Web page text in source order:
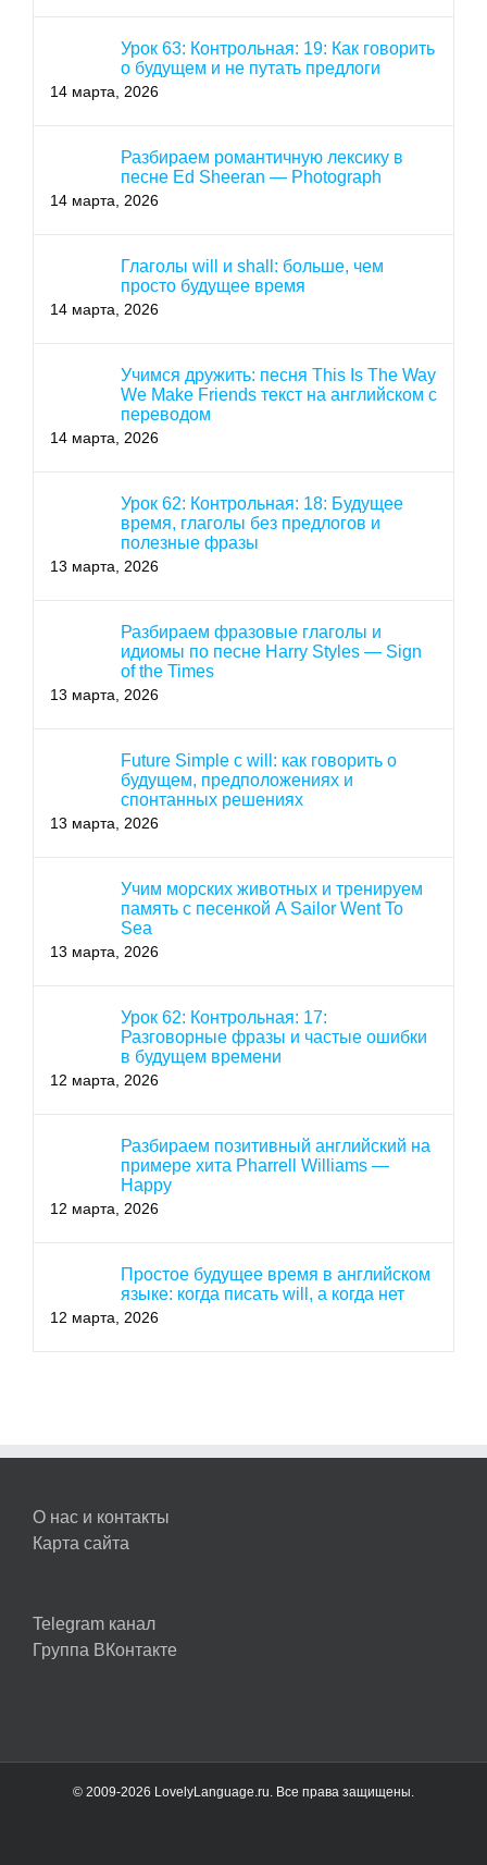
Урок 63: Контрольная: 19: Как говорить
о будущем и не путать предлоги
14 марта, 2026
Разбираем романтичную лексику в
песне Ed Sheeran — Photograph
14 марта, 2026
Глаголы will и shall: больше, чем
просто будущее время
14 марта, 2026
Учимся дружить: песня This Is The Way
We Make Friends текст на английском с
переводом
14 марта, 2026
Урок 62: Контрольная: 18: Будущее
время, глаголы без предлогов и
полезные фразы
13 марта, 2026
Разбираем фразовые глаголы и
идиомы по песне Harry Styles — Sign
of the Times
13 марта, 2026
Future Simple с will: как говорить о
будущем, предположениях и
спонтанных решениях
13 марта, 2026
Учим морских животных и тренируем
память с песенкой A Sailor Went To
Sea
13 марта, 2026
Урок 62: Контрольная: 17:
Разговорные фразы и частые ошибки
в будущем времени
12 марта, 2026
Разбираем позитивный английский на
примере хита Pharrell Williams —
Happy
12 марта, 2026
Простое будущее время в английском
языке: когда писать will, а когда нет
12 марта, 2026
О нас и контакты
Карта сайта
Telegram канал
Группа ВКонтакте
© 2009-2026 LovelyLanguage.ru. Все права защищены.